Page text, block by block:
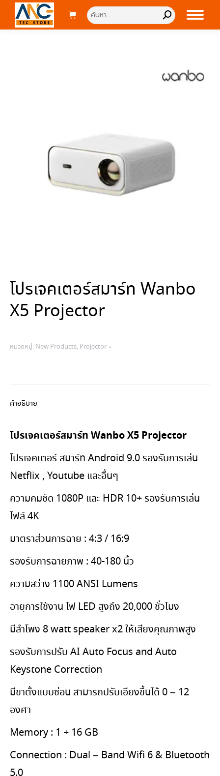
Search:
โปรเจคเตอร์สมาร์ท Wanbo
X5 Projector
หมวดหมู่: New Products, Projector
คำอธิบาย
โปรเจคเตอร์สมาร์ท Wanbo X5 Projector
โปรเจคเตอร์ สมาร์ท Android 9.0 รองรับการเล่น
Netflix , Youtube และอื่นๆ
ความคมชัด 1080P และ HDR 10+ รองรับการเล่น
ไฟล์ 4K
มาตราส่วนการฉาย : 4:3 / 16:9
รองรับการฉายภาพ : 40-180 นิ้ว
ความสว่าง 1100 ANSI Lumens
อายุการใช้งาน ไฟ LED สูงถึง 20,000 ชั่วโมง
มีลำโพง 8 watt speaker x2 ให้เสียงคุณภาพสูง
รองรับการปรับ AI Auto Focus and Auto
Keystone Correction
มีขาตั้งแบบซ่อน สามารถปรับเอียงขึ้นได้ 0 – 12
องศา
Memory : 1 + 16 GB
Connection : Dual – Band Wifi 6 & Bluetooth